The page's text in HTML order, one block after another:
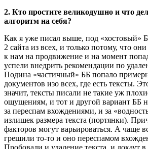
2. Кто простите великодушно и что
алгоритм на себя?
Как я уже писал выше, под «хостовый»
2 сайта из всех, и только потому, что
к нам на продвижение и на момент
успели внедрить рекомендации по
Подина «частичный» ББ попало
документов изо всех, где есть тексты.
значит, тексты писали не такие уж
ощущениям, и тот и другой вариант ББ
за переспам вхождениями, и за
излишек размера текста (портянки).
факторов могут варьироваться. А чаще
грешили то-то и оно переспамом
Пробовали и удаление текста, и локаут